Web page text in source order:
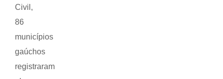
Civil,
86
municípios
gaúchos
registraram